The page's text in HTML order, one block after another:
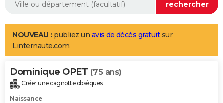
Aménagement intérieur
LIFESTYLE
Art de vivre
Bien-être
Loisirs
Mode
Modes de vie
Alimentation
Guide de la santé
Maladies
Médicaments
Sommeil
VOYAGE
Destinations
City break
Voyage nature
Voyage de noces
Forum
Climat
+PHOTO
NOUVEAU : publiez un avis de décès gratuitsur
Linternaute.com
Dominique OPET (75 ans)
Créer une cagnotte obsèques
Naissance